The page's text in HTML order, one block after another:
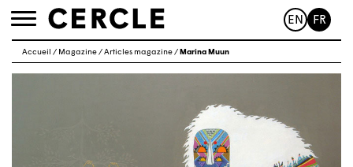
Toggle
EN FR
Accueil / Magazine/Articles magazine/ Marina Muun